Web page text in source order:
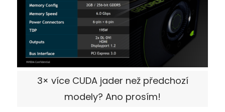
3× více CUDA jader než předchozí
modely? Ano prosím!